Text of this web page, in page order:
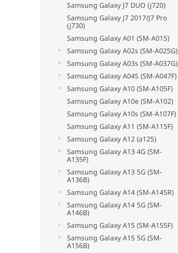
Samsung Galaxy J7 DUO (j720)
Samsung Galaxy J7 2017/J7 Pro
(j730)
Samsung Galaxy A01 (SM-A015)
Samsung Galaxy A02s (SM-A025G)
Samsung Galaxy A03s (SM-A037G)
Samsung Galaxy A04S (SM-A047F)
Samsung Galaxy A10 (SM-A105F)
Samsung Galaxy A10e (SM-A102)
Samsung Galaxy A10s (SM-A107F)
Samsung Galaxy A11 (SM-A115F)
Samsung Galaxy A12 (a125)
Samsung Galaxy A13 4G (SM-
A135F)
Samsung Galaxy A13 5G (SM-
A136B)
Samsung Galaxy A14 (SM-A145R)
Samsung Galaxy A14 5G (SM-
A146B)
Samsung Galaxy A15 (SM-A155F)
Samsung Galaxy A15 5G (SM-
A156B)